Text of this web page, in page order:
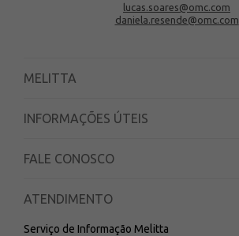
lucas.soares@omc.com
daniela.resende@omc.com
MELITTA
INFORMAÇÕES ÚTEIS
FALE CONOSCO
ATENDIMENTO
Serviço de Informação Melitta